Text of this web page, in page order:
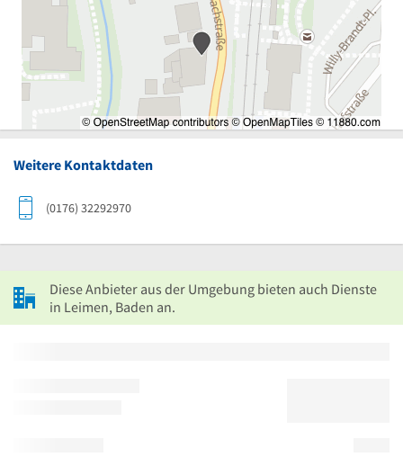
Weitere Kontaktdaten
(0176) 32292970
Diese Anbieter aus der Umgebung bieten auch Dienste
in Leimen, Baden an.